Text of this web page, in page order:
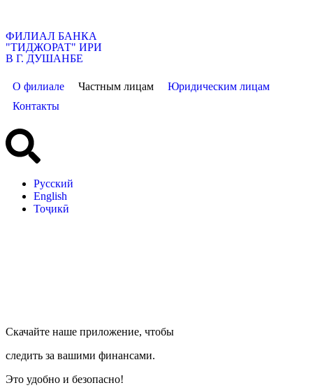
ФИЛИАЛ БАНКА
"ТИДЖОРАТ" ИРИ
В Г. ДУШАНБЕ
О филиале Частным лицам
Юридическим лицам
Контакты
Русский
English
Тоҷикӣ
Скачайте наше приложение, чтобы
следить за вашими финансами.
Это удобно и безопасно!